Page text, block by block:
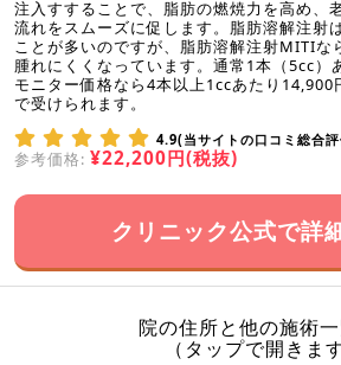
注入すすることで、脂肪の燃焼力を高め、
流れをスムーズに促します。脂肪溶解注射
ことが多いのですが、脂肪溶解注射MITIな
腫れにくくなっています。通常1本（5cc）
モニター価格なら4本以上1ccあたり14,900
で受けられます。
4.9(当サイトの口コミ総合
参考価格: ¥22,200円(税抜)
クリニック公式で詳
院の住所と他の施術
（タップで開きます